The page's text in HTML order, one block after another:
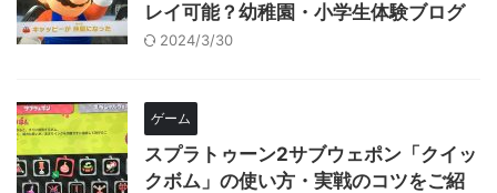
レイ可能？幼稚園・小学生体験ブログ
2024/3/30
ゲーム
スプラトゥーン2サブウェポン「クイッ
クボム」の使い方・実戦のコツをご紹